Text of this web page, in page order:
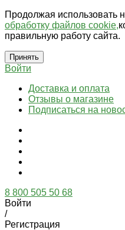
Продолжая использовать
обработку файлов cookie,
правильную работу сайта.
Принять
Войти
Доставка и оплата
Отзывы о магазине
Подписаться на
8 800 505 50 68
Войти
/
Регистрация